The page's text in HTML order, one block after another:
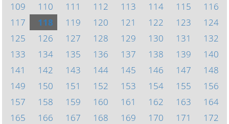
109
110 111 112 113 114 115
116
117
118 119 120 121 122 123
124
125
126 127 128 129 130 131
132
133
134 135 136 137 138 139
140
141
142 143 144 145 146 147
148
149
150 151 152 153 154 155
156
157
158 159 160 161 162 163
164
165
166 167 168 169 170 171
172